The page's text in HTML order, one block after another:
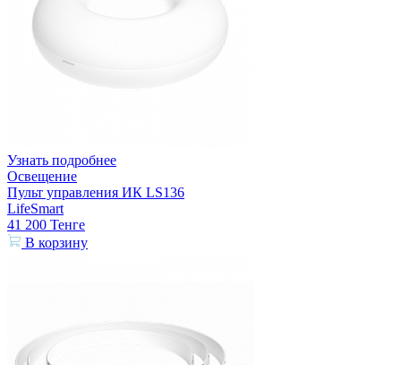
Узнать подробнее
Освещение
Пульт управления ИК LS136
LifeSmart
41 200 Тенге
В корзину